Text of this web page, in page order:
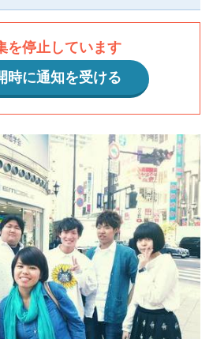
を停止しています
時に通知を受ける